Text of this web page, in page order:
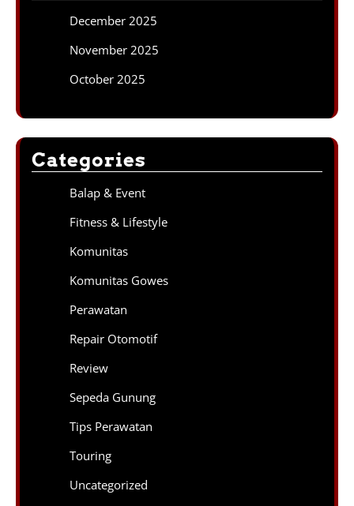
December 2025
November 2025
October 2025
Categories
Balap & Event
Fitness & Lifestyle
Komunitas
Komunitas Gowes
Perawatan
Repair Otomotif
Review
Sepeda Gunung
Tips Perawatan
Touring
Uncategorized